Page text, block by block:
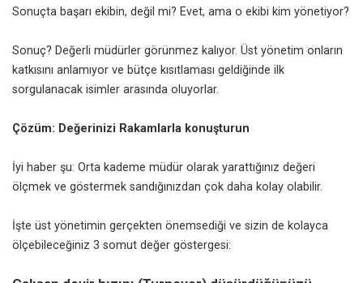
Sonuçta başarı ekibin, değil mi? Evet, ama o ekibi kim yönetiyor?
Sonuç? Değerli müdürler görünmez kalıyor. Üst yönetim onların
katkısını anlamıyor ve bütçe kısıtlaması geldiğinde ilk
sorgulanacak isimler arasında oluyorlar.
Çözüm: Değerinizi Rakamlarla konuşturun
İyi haber şu: Orta kademe müdür olarak yarattığınız değeri
ölçmek ve göstermek sandığınızdan çok daha kolay olabilir.
İşte üst yönetimin gerçekten önemsediği ve sizin de kolayca
ölçebileceğiniz 3 somut değer göstergesi: